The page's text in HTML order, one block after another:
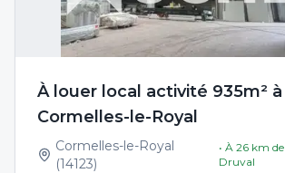
À louer local activité 935m² à
Cormelles-le-Royal
Cormelles-le-Royal
(14123)
• À26 km de
Druval